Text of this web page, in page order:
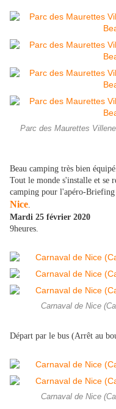
Parc des Maurettes
Beau camping très bien
Tout le monde s'installe et se
camping pour l'apéro-
Nice.
Mardi 25 février 2020
9heures.
Carnaval de Nice
Départ par le bus (Arrêt au
Carnaval de Nice